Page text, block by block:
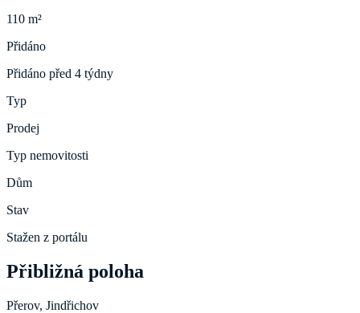
110 m²
Přidáno
Přidáno před 4 týdny
Typ
Prodej
Typ nemovitosti
Dům
Stav
Stažen z portálu
Přibližná poloha
Přerov, Jindřichov